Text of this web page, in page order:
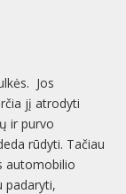
Jos
jį atrodyti
ir purvo
rūdyti. Tačiau
automobilio
padaryti,